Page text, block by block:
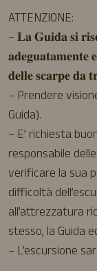
ATTENZIONE:
– 𝐋𝐚 𝐆𝐮𝐢𝐝𝐚 𝐬𝐢
𝐚𝐝𝐞𝐠𝐮𝐚𝐭𝐚𝐦𝐞𝐧𝐭𝐞
𝐝𝐞𝐥𝐥𝐞 𝐬𝐜𝐚𝐫𝐩𝐞 𝐝𝐚
– Prendere
Guida).
– E’ richiesta
responsabile
verificare la sua
difficoltà
all’attrezzatura
stesso, la Guida
– L’escursione